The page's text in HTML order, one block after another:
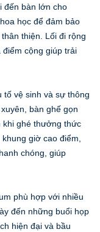
đến bàn lớn cho
học để đảm bảo
thiện. Lối đi rộng
điểm cộng giúp trải
tố vệ sinh và sự thông
bàn ghế gọn
khi ghé thưởng thức
giờ cao điểm,
chóng, giúp
phù hợp với nhiều
đến những buổi họp
hiện đại và bầu